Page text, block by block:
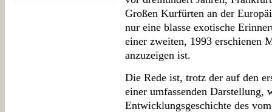
Großen Kurfürten an der
nur eine blasse exotische
einer zweiten, 1993 erschienen
anzuzeigen ist.
Die Rede ist, trotz der auf den
einer umfassenden Darstellung,
Entwicklungsgeschichte des